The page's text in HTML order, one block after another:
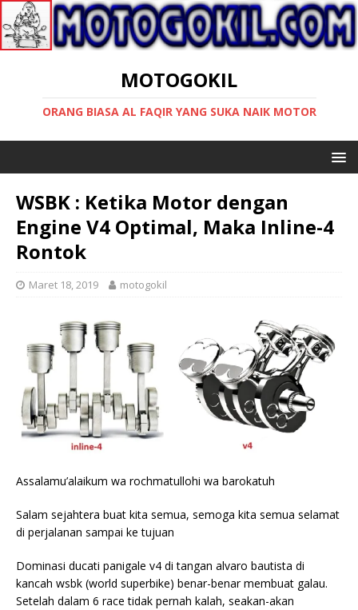
MOTOGOKIL
ORANG BIASA AL FAQIR YANG SUKA NAIK MOTOR
WSBK : Ketika Motor dengan
Engine V4 Optimal, Maka Inline-4
Rontok
Maret 18, 2019 motogokil
Assalamu’alaikum wa rochmatullohi wa barokatuh
Salam sejahtera buat kita semua, semoga kita semua selamat
di perjalanan sampai ke tujuan
Dominasi ducati panigale v4 di tangan alvaro bautista di
kancah wsbk (world superbike) benar-benar membuat galau.
Setelah dalam 6 race tidak pernah kalah, seakan-akan